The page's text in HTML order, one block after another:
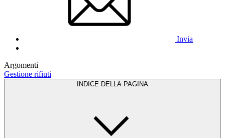
Invia
Argomenti
Gestione rifiuti
INDICE DELLA PAGINA